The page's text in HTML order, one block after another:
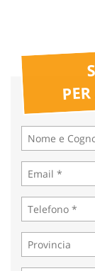
Cookie
Cookie
Cookie